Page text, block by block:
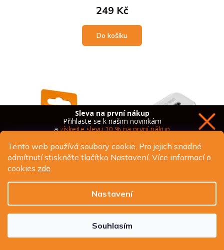
Tento web používá soubory cookie. Pro jejich snadné
odmítnutí stiskněte tlačítko Nastavení. Více informací o
cookies zde.
Nastavení
Souhlasím
249 Kč
Do košíku
Sleva na první nákup
Přihlaste se k našim novinkám
azískejte slevu 10 % na první nákup
Ochrana osobních údajů